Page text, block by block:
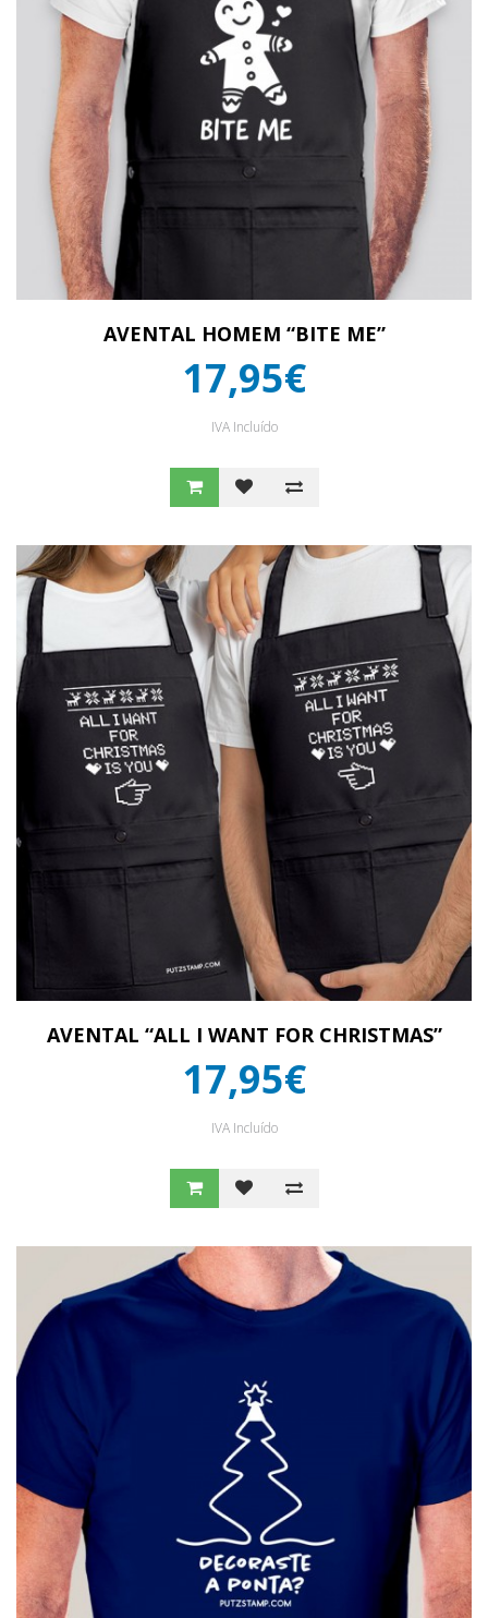
AVENTAL HOMEM “BITE ME”
17,95€
IVA Incluído
AVENTAL “ALL I WANT FOR CHRISTMAS”
17,95€
IVA Incluído